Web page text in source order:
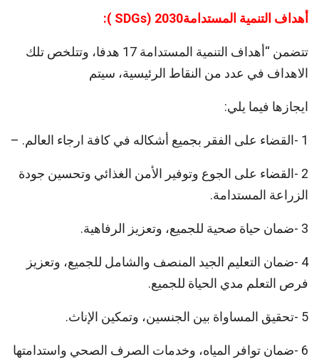
أهداف التنمية المستدامةSDGs) 2030
):
تتضمن “أهداف التنمية المستدامة 17 هدفا، وتتلخص تلك
الاهداف في عدد من النقاط الرئيسية، سيتم
ايجازها فيما يلي:
1 -القضاء على الفقر بجميع أشكاله في كافة ارجاء العالم. –
2 -القضاء على الجوع وتوفير الأمن الغذائي وتحسين جودة
الزراعة المستدامة.
3 -ضمان حياة صحية للجميع، وتعزيز الرفاهية.
4 -ضمان التعليم الجيد المنصف والشامل للجميع، وتعزيز
فرص التعلم مدي الحياة للجميع.
5 -تحقيق المساواة بين الجنسين، وتمكين الإناث.
6 -ضمان توافر المياه، وخدمات الصرف الصحي واستدامتها